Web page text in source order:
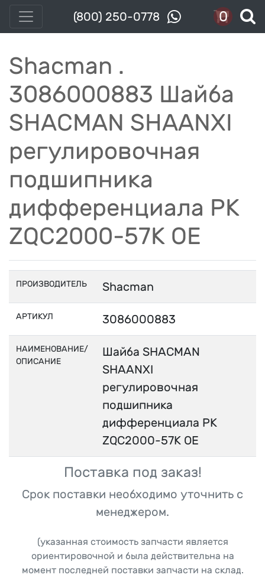
(800) 250-0778 0
Shacman .
3086000883 Шайба
SHACMAN SHAANXI
регулировочная
подшипника
дифференциала РК
ZQC2000-57K OE
ПРОИЗВОДИТЕЛЬ Shacman
АРТИКУЛ 3086000883
НАИМЕНОВАНИЕ/
ОПИСАНИЕ
Шайба SHACMAN
SHAANXI
регулировочная
подшипника
дифференциала РК
ZQC2000-57K OE
Поставка под заказ!
Срок поставки необходимо уточнить с
менеджером.
(указанная стоимость запчасти является
ориентировочной и была действительна на
момент последней поставки запчасти на склад.